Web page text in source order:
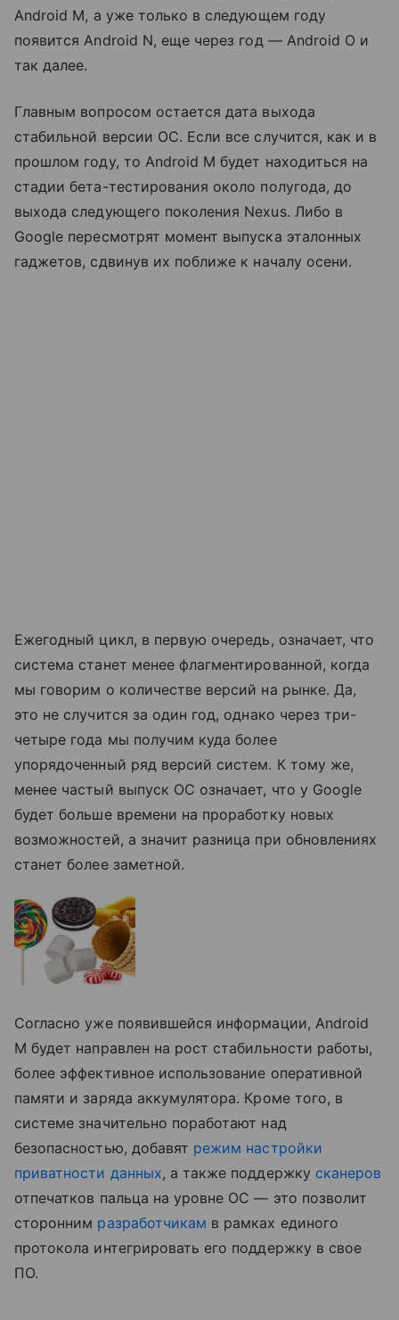
Android M, а уже только в следующем году
появится Android N, еще через год — Android O и
так далее.
Главным вопросом остается дата выхода
стабильной версии ОС. Если все случится, как и в
прошлом году, то Android M будет находиться на
стадии бета-тестирования около полугода, до
выхода следующего поколения Nexus. Либо в
Google пересмотрят момент выпуска эталонных
гаджетов, сдвинув их поближе к началу осени.
Ежегодный цикл, в первую очередь, означает, что
система станет менее флагментированной, когда
мы говорим о количестве версий на рынке. Да,
это не случится за один год, однако через три-
четыре года мы получим куда более
упорядоченный ряд версий систем. К тому же,
менее частый выпуск ОС означает, что у Google
будет больше времени на проработку новых
возможностей, а значит разница при обновлениях
станет более заметной.
Согласно уже появившейся информации, Android
M будет направлен на рост стабильности работы,
более эффективное использование оперативной
памяти и заряда аккумулятора. Кроме того, в
системе значительно поработают над
безопасностью, добавят режим настройки
приватности данных, а также поддержку сканеров
отпечатков пальца на уровне ОС — это позволит
сторонним разработчикам в рамках единого
протокола интегрировать его поддержку в свое
ПО.